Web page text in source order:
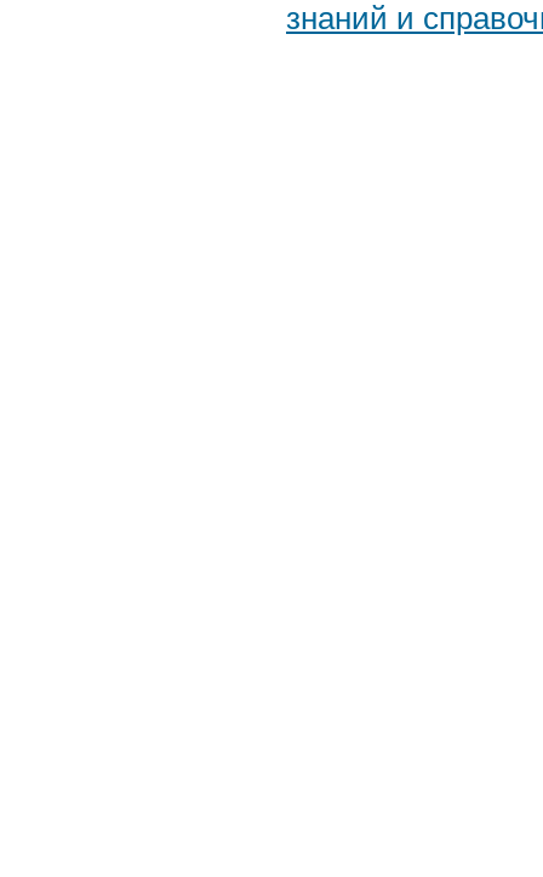
знаний и